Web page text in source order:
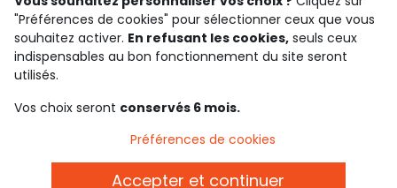
Conditions générales de ventes et d'utilisation
Conditions d’utilisation des réseaux sociaux
Politique de confidentialité
Cookies et données personnelles
Paramètres des cookies
"Préférences de cookies" pour sélectionner ceux que vous
souhaitez activer. En refusant les cookies, seuls ceux
indispensables au bon fonctionnement du site seront
utilisés.
Vos choix seront conservés 6 mois.
Préférences de cookies
Accepter et continuer